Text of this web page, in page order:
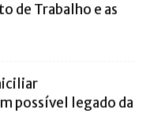
de Trabalho e as
possível legado da